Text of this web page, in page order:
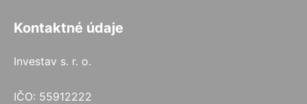
Kontaktné údaje
Investav s. r. o.
IČO: 55912222